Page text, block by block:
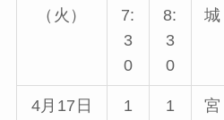
（火）
7:
3
0
8:
3
0
城
4月17日
1
1
宮